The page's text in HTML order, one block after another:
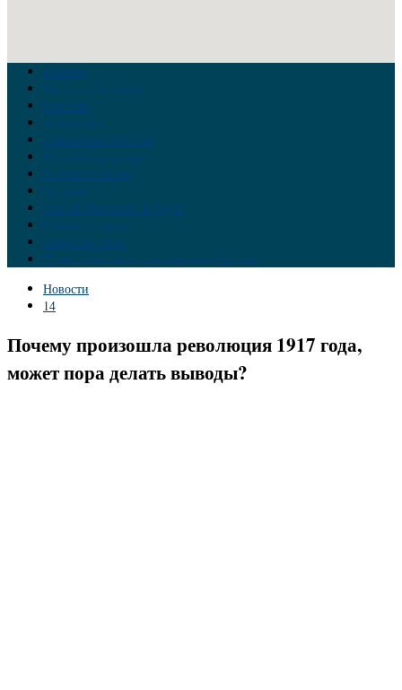
Главная
Война на Украине
Новости
Аналитика
Тайны Геополитики
Российские элиты
Теория заговора
Украина
Новый Мировой Порядок
Тайны истории
Обратная связь
Правила комментирования материалов
Новости
14
Почему произошла революция 1917 года,
может пора делать выводы?